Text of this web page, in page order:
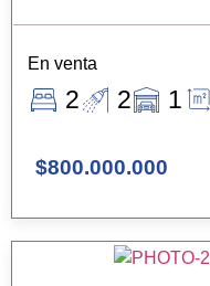
En venta
2 2 1
$800.000.000